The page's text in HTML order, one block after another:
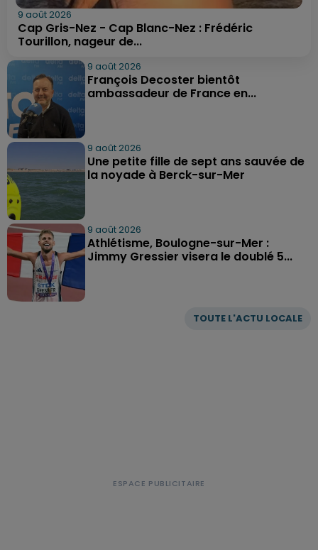
TOUTE L'ACTU LOCALE
9 août 2026
Cap Gris-Nez - Cap Blanc-Nez : Frédéric
Tourillon, nageur de...
9 août 2026
François Decoster bientôt
ambassadeur de France en...
9 août 2026
Une petite fille de sept ans sauvée de
la noyade à Berck-sur-Mer
9 août 2026
Athlétisme, Boulogne-sur-Mer :
Jimmy Gressier visera le doublé 5...